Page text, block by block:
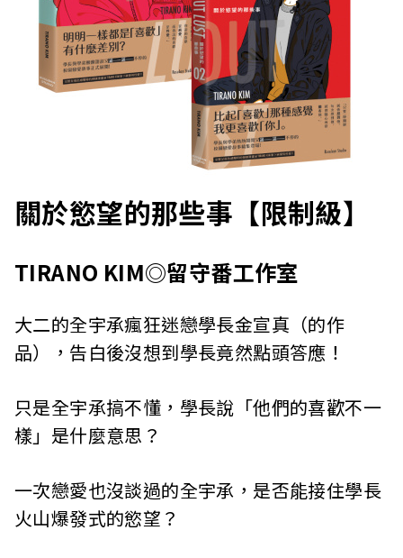
關於慾望的那些事【限制級】
TIRANO KIM◎留守番工作室
大二的全宇承瘋狂迷戀學長金宣真（的作
品），告白後沒想到學長竟然點頭答應！
只是全宇承搞不懂，學長說「他們的喜歡不一
樣」是什麼意思？
一次戀愛也沒談過的全宇承，是否能接住學長
火山爆發式的慾望？